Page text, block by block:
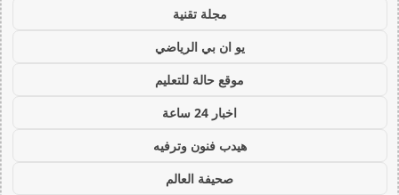
مجلة تقنية
يو ان بي الرياضي
موقع حالة للتعليم
اخبار 24 ساعة
هيدب فنون وترفيه
صحيفة العالم